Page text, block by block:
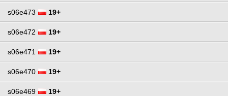
s06e473 19+
s06e472 19+
s06e471 19+
s06e470 19+
s06e469 19+